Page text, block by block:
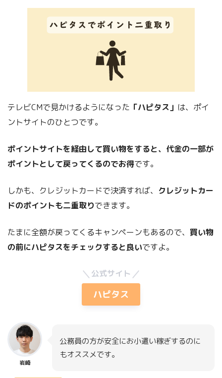
テレビCMで見かけるようになった 「ハピタス」 は、ポイ
ントサイトのひとつです。
ポイントサイトを経由して買い物をすると、代金の一部が
ポイントとして戻ってくるのでお得です。
しかも、クレジットカードで決済すれば、 クレジットカー
ドのポイントも二重取りできます。
たまに全額が戻ってくるキャンペーンもあるので、 買い物
の前にハピタスをチェックすると良いですよ。
公式サイト
ハピタス
岩崎
公務員の方が安全にお小遣い稼ぎするのに
もオススメです。